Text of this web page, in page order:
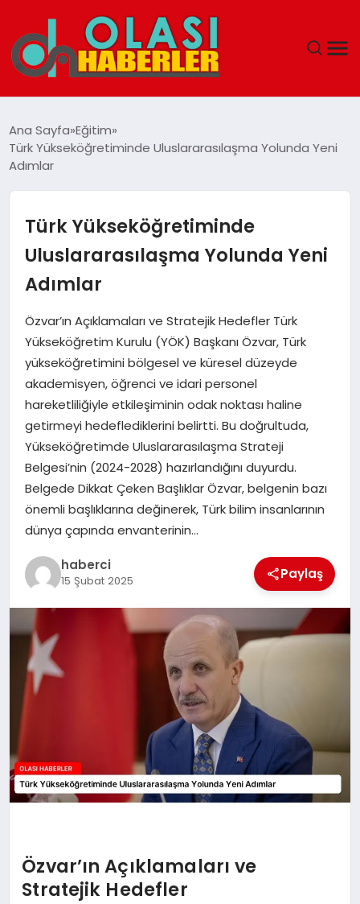
SPOR
TEKNOLOJI
YAŞAM
Ana Sayfa Eğitim
Türk Yükseköğretiminde Uluslararasılaşma Yolunda Yeni
Adımlar
Türk Yükseköğretiminde
Uluslararasılaşma Yolunda Yeni
Adımlar
Özvar’ın Açıklamaları ve Stratejik Hedefler Türk
Yükseköğretim Kurulu (YÖK) Başkanı Özvar, Türk
yükseköğretimini bölgesel ve küresel düzeyde
akademisyen, öğrenci ve idari personel
hareketliliğiyle etkileşiminin odak noktası haline
getirmeyi hedeflediklerini belirtti. Bu doğrultuda,
Yükseköğretimde Uluslararasılaşma Strateji
Belgesi’nin (2024-2028) hazırlandığını duyurdu.
Belgede Dikkat Çeken Başlıklar Özvar, belgenin bazı
önemli başlıklarına değinerek, Türk bilim insanlarının
dünya çapında envanterinin…
haberci
15 Şubat 2025 Paylaş
Özvar’ın Açıklamaları ve
Stratejik Hedefler